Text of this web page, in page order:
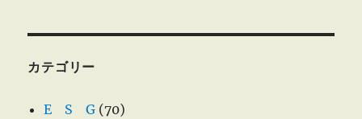
カテゴリー
E S G (70)